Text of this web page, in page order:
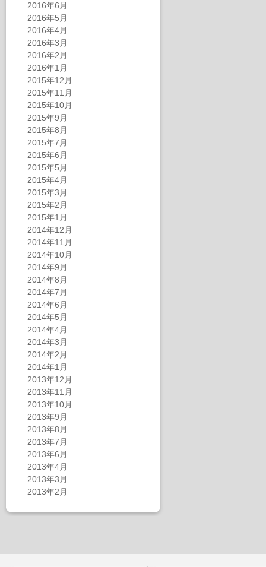
2016年6月
2016年5月
2016年4月
2016年3月
2016年2月
2016年1月
2015年12月
2015年11月
2015年10月
2015年9月
2015年8月
2015年7月
2015年6月
2015年5月
2015年4月
2015年3月
2015年2月
2015年1月
2014年12月
2014年11月
2014年10月
2014年9月
2014年8月
2014年7月
2014年6月
2014年5月
2014年4月
2014年3月
2014年2月
2014年1月
2013年12月
2013年11月
2013年10月
2013年9月
2013年8月
2013年7月
2013年6月
2013年4月
2013年3月
2013年2月